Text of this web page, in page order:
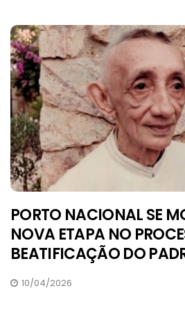
PORTO NACIONAL SE
NOVA ETAPA NO
BEATIFICAÇÃO DO
10/04/2026